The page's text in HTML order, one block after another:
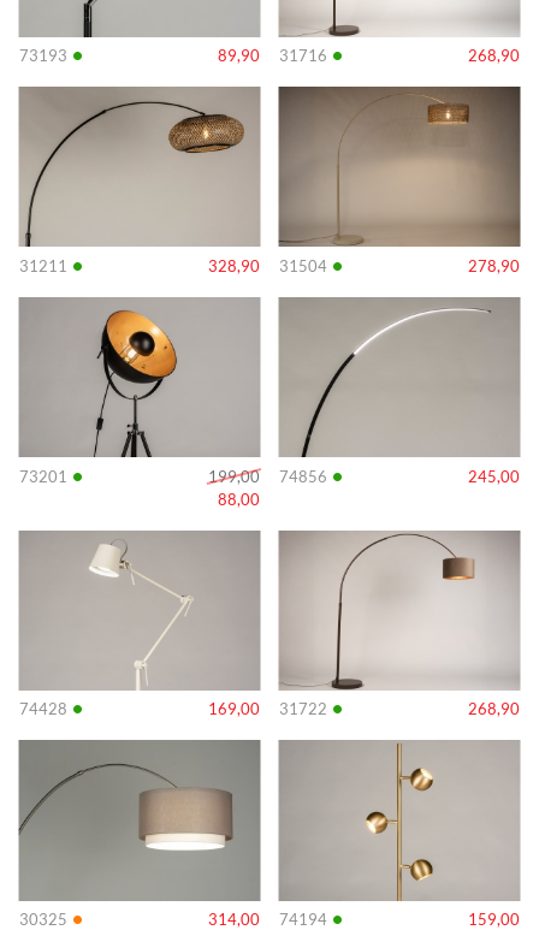
73193 • 89,90 31716 • 268,90
31211 • 328,90
Info
31504 • 278,90
Info
73201 •
199,00
88,00
Info
74856 • 245,00
Info
74428 • 169,00
Info
31722 • 268,90
Info
30325 • 314,00
Info
74194 • 159,00
Info